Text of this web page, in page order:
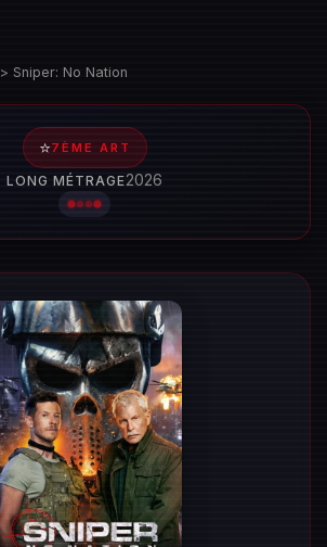
> Sniper: No Nation
⭐7ÈME ART
LONG MÉTRAGE2026